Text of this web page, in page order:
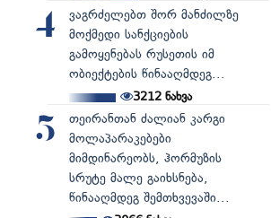
4
ვაგრძელებთ შორ მანძილზე
მოქმედი სანქციების
გამოყენებას რუსეთის იმ
ობიექტების წინააღმდეგ...
3212ნახვა
5
თეირანთან ძალიან კარგი
მოლაპარაკებები
მიმდინარეობს, ჰორმუზის
სრუტე მალე გაიხსნება,
წინააღმდეგ შემთხვევაში...